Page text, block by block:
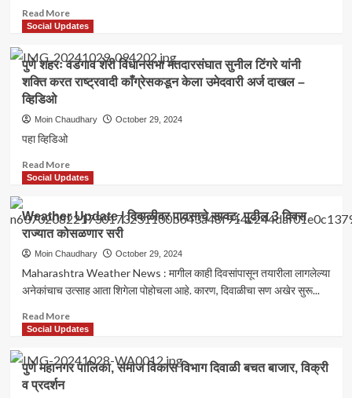
अधिकारीच
नाहीत!
Read MoreRead
more
पुणे
शहरः
कसबा
मतदारसंघात
धंगेकर
उमेदवारी
अर्ज
दाखल
व्हिडिओ
Social Updates
पुणे शहरः वडगाव शेरी विधानसभा मतदारसंघात सुनील टिंगरे यांनी
शक्ति करत राष्ट्रवादी काँग्रेसकडून केला उमेदवारी अर्ज दाखल –
व्हिडिओ
Moin Chaudhary October 29, 2024
पहा व्हिडिओ
Read MoreRead
more
शहरः
वडगाव
शेरी
विधानसभा
सुनील
यांनी
राष्ट्रवादी
काँग्रेसकडून
Social Updates
Weather Update | दिवाळीवर पावसाचे सावट; पुढील 3 दिवस
राज्यात कोसळणार सरी
Moin Chaudhary October 29, 2024
Maharashtra Weather News : मागील काही दिवसांपासून तयारीला लागलेल्या
अनेकांचाच उत्साह आता शिगेला पोहोचला आहे. कारण, दिवाळीचा सण अखेर सुरू...
Read MoreRead
more
Weather
Update
Social Updates
पुणे महानगर पालिका, समाज विकास विभाग दिवाळी बचत बाजार, विक्री
व प्रदर्शन